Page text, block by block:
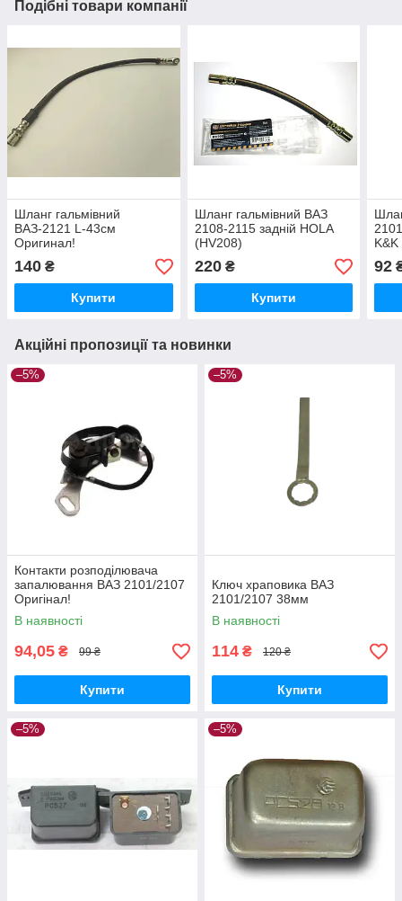
Подібні товари компанії
Шланг гальмівний
ВАЗ-2121 L-43см
Оригинал!
140 ₴
Купити
Шланг гальмівний ВАЗ
2108-2115 задній HOLA
(HV208)
220₴
Купити
92
Акційні пропозиції та новинки
–5%
Контакти розподілювача
запалювання ВАЗ 2101/2107
Оригінал!
В наявності
94,05 ₴ 99 ₴
Купити
–5%
Ключ храповика ВАЗ
2101/2107 38мм
В наявності
114 ₴ 120 ₴
Купити
–5% –5%